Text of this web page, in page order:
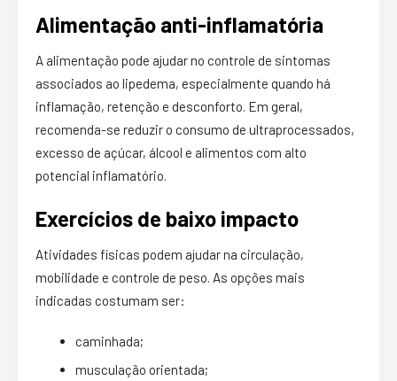
Alimentação anti-inflamatória
A alimentação pode ajudar no controle de sintomas
associados ao lipedema, especialmente quando há
inflamação, retenção e desconforto. Em geral,
recomenda-se reduzir o consumo de ultraprocessados,
excesso de açúcar, álcool e alimentos com alto
potencial inflamatório.
Exercícios de baixo impacto
Atividades físicas podem ajudar na circulação,
mobilidade e controle de peso. As opções mais
indicadas costumam ser:
caminhada;
musculação orientada;